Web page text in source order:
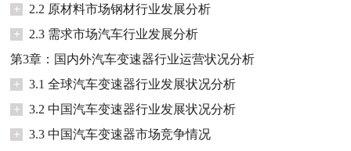
+
2.2 原材料市场钢材行业发展分析
+
2.3 需求市场汽车行业发展分析
第3章：国内外汽车变速器行业运营状况分析
+
3.1 全球汽车变速器行业发展状况分析
+
3.2 中国汽车变速器行业发展状况分析
+
3.3 中国汽车变速器市场竞争情况